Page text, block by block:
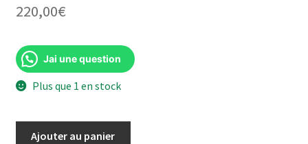
220,00€
Jai une question
Plus que 1 en stock
Ajouter au panier